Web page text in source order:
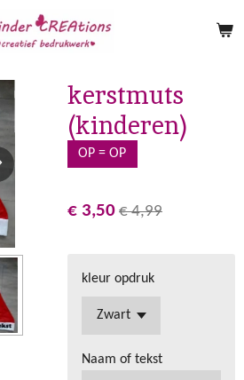
kerstmuts
(kinderen)
OP = OP
€ 3,50 € 4,99
kleur opdruk
Naam of tekst